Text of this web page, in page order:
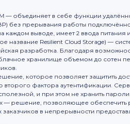
— объединяет в себе функции
без прерывания работы
каждом выводе, имеет 2 ввода питания
Resilient Cloud Storage) —
разработка. Благодаря
хранилище объемом до сотен
которое позволяет защитить
фактора аутентификации.
и при этом не хранить
— решение, позволяющее обеспечить
в непрерывности